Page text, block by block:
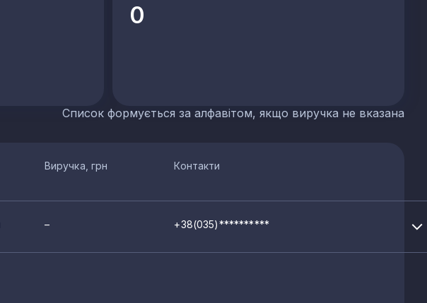
0
Список формується за алфавітом, якщо виручка не вказана
Виручка, грн Контакти
– +38(035)**********